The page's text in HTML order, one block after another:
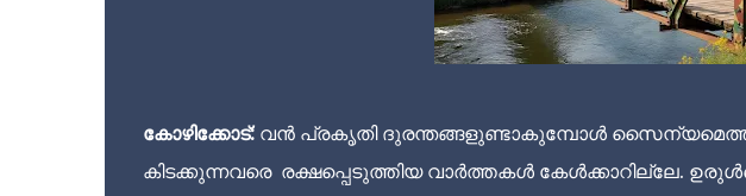
കോഴിക്കോട്: വൻ പ്രകൃതി ദുരന്തങ്ങളുണ്ടാകുമ്പോൾ സൈന്യമെത്തി
കിടക്കുന്നവരെ രക്ഷപ്പെടുത്തിയ വാർത്തകൾ കേൾക്കാറില്ലേ.